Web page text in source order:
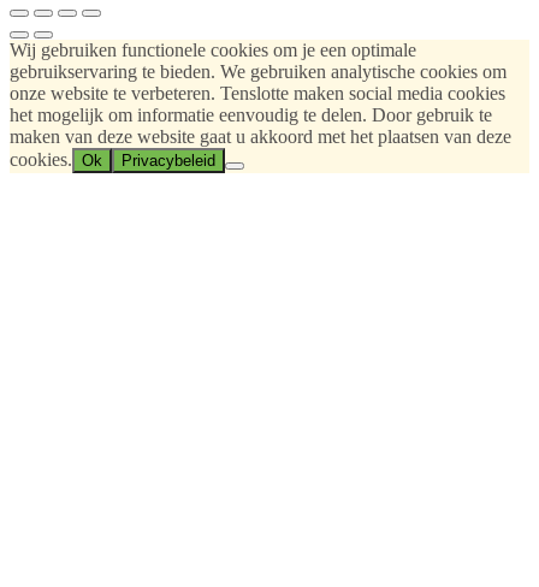
Wij gebruiken functionele cookies om je een optimale
gebruikservaring te bieden. We gebruiken analytische cookies om
onze website te verbeteren. Tenslotte maken social media cookies
het mogelijk om informatie eenvoudig te delen. Door gebruik te
maken van deze website gaat u akkoord met het plaatsen van deze
cookies. Ok Privacybeleid